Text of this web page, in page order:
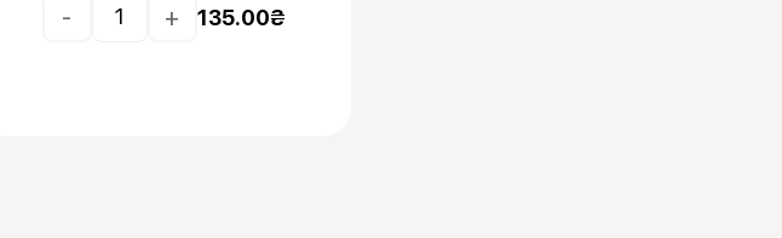
- + 135.00₴